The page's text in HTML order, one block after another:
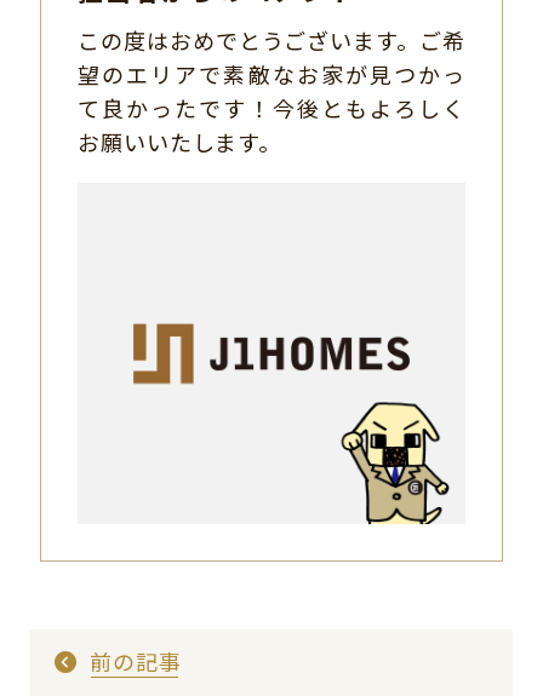
この度はおめでとうございます。ご希
望のエリアで素敵なお家が見つかっ
て良かったです！今後ともよろしく
お願いいたします。
前の記事